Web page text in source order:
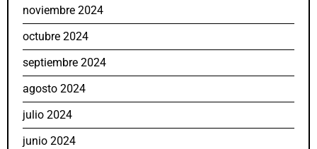
noviembre 2024
octubre 2024
septiembre 2024
agosto 2024
julio 2024
junio 2024